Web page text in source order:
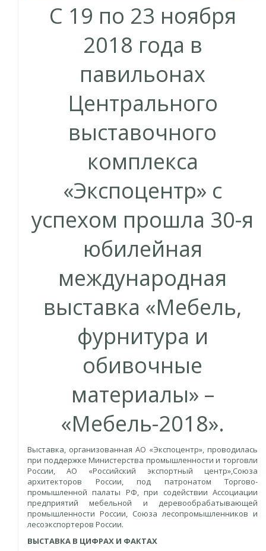
C 19 по 23 ноября
2018 года в
павильонах
Центрального
выставочного
комплекса
«Экспоцентр» c
успехом прошла 30-я
юбилейная
международная
выставка «Мебель,
фурнитура и
обивочные
материалы» –
«Мебель-2018».
Выставка, организованная АО «Экспоцентр», проводилась
при поддержке Министерства промышленности и торговли
России, АО «Российский экспортный центр»,Союза
архитекторов России, под патронатом Торгово-
промышленной палаты РФ, при содействии Ассоциации
предприятий мебельной и деревообрабатывающей
промышленности России, Союза лесопромышленников и
лесоэкспортеров России.
ВЫСТАВКА В ЦИФРАХ И ФАКТАХ